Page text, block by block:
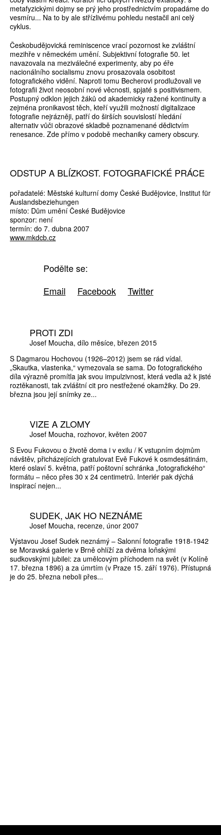
metafyzickými dojmy se prý jeho prostřednictvím propadáme do
vesmíru... Na to by ale střízlivému pohledu nestačil ani celý
cyklus.
Českobudějovická reminiscence vrací pozornost ke zvláštní
mezihře v německém umění. Subjektivní fotografie 50. let
navazovala na meziválečné experimenty, aby po éře
nacionálního socialismu znovu prosazovala osobitost
fotografického vidění. Naproti tomu Becherovi prodlužovali ve
fotografii život neosobní nové věcnosti, spjaté s positivismem.
Postupný odklon jejich žáků od akademicky ražené kontinuity a
zejména pronikavost těch, kteří využili možností digitalizace
fotografie nejrázněji, patří do širších souvislostí hledání
alternativ vůči obrazové skladbě poznamenané dědictvím
renesance. Zde přímo v podobě mechaniky camery obscury.
ODSTUP A BLÍZKOST. FOTOGRAFICKÉ PRÁCE
pořadatelé: Městské kulturní domy České Budějovice, Institut für
Auslandsbeziehungen
místo: Dům umění České Budějovice
sponzor: není
termín: do 7. dubna 2007
www.mkdcb.cz
Podělte se:
Email
Facebook Twitter
PROTI ZDI
Josef Moucha dílo měsíce březen 2015
S Dagmarou Hochovou (1926–2012) jsem se rád vídal.
„Skautka, vlastenka,“ vymezovala se sama. Do fotografického
díla výrazně promítla jak svou impulzivnost, která vedla až k jisté
roztěkanosti, tak zvláštní cit pro nestřežené okamžiky. Do 29.
března jsou její snímky ze...
VIZE A ZLOMY
Josef Moucha rozhovor květen 2007
S Evou Fukovou o životě doma i v exilu / K vstupním dojmům
návštěv, přicházejících gratulovat Evě Fukové k osmdesátinám,
které oslaví 5. května, patří poštovní schránka „fotografického“
formátu – něco přes 30 x 24 centimetrů. Interiér pak dýchá
inspirací nejen...
SUDEK, JAK HO NEZNÁME
Josef Moucha recenze únor 2007
Výstavou Josef Sudek neznámý – Salonní fotografie 1918-1942
se Moravská galerie v Brně ohlíží za dvěma loňskými
sudkovskými jubilei: za umělcovým příchodem na svět (v Kolíně
17. března 1896) a za úmrtím (v Praze 15. září 1976). Přístupná
je do 25. března neboli přes...